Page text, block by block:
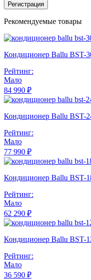
Регистрация
Рекомендуемые товары
Кондиционер Ballu BST-
Рейтинг:
Мало
84 990 ₽
Кондиционер Ballu BST-
Рейтинг:
Мало
77 990 ₽
Кондиционер Ballu BST-
Рейтинг:
Мало
62 290 ₽
Кондиционер Ballu BST-
Рейтинг:
Мало
36 590 ₽